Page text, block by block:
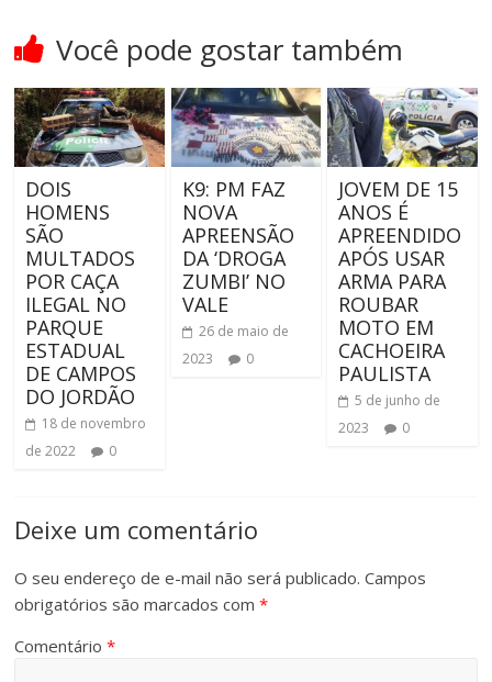
Você pode gostar também
DOIS
HOMENS
SÃO
MULTADOS
POR CAÇA
ILEGAL NO
PARQUE
ESTADUAL
DE CAMPOS
DO JORDÃO
18 de novembro
de 2022
0
K9: PM FAZ
NOVA
APREENSÃO
DA ‘DROGA
ZUMBI’ NO
VALE
26 de maio de
2023
0
JOVEM DE 15
ANOS É
APREENDIDO
APÓS USAR
ARMA PARA
ROUBAR
MOTO EM
CACHOEIRA
PAULISTA
5 de junho de
2023
0
Deixe um comentário
O seu endereço de e-mail não será publicado. Campos
obrigatórios são marcados com*
Comentário*